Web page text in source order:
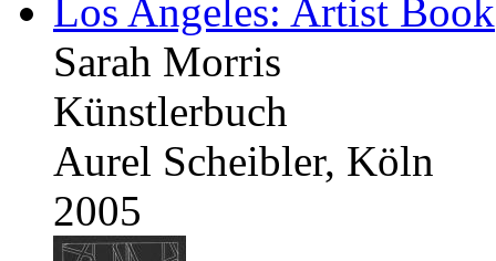
Los Angeles: Artist Book
Sarah Morris
Künstlerbuch
Aurel Scheibler, Köln
2005